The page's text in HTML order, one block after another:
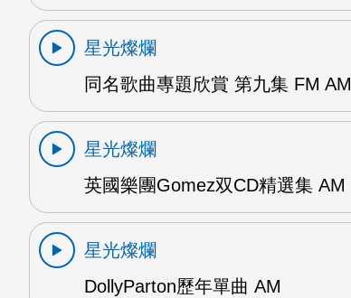
星光燦爛
同名歌曲專題欣賞 第九集 FM AM
星光燦爛
英國樂團Gomez双CD精選集 AM
星光燦爛
DollyParton歷年單曲 AM